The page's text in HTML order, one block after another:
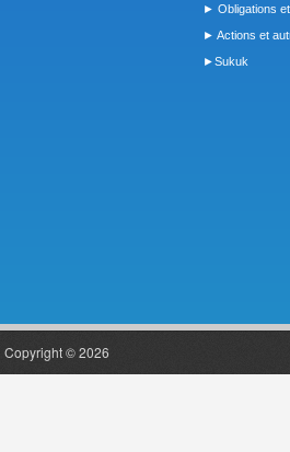
► Obligations
► Actions et
►Sukuk
Copyright © 2026